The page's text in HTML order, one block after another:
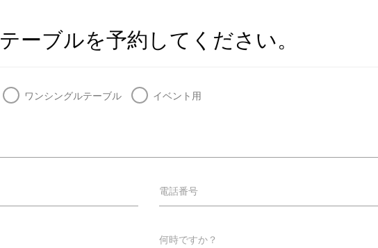
テーブルを予約してください。
ワンシングルテーブル イベント用
電話番号
何時ですか？